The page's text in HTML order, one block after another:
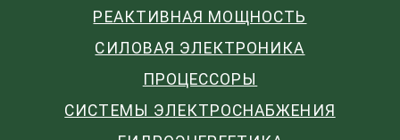
РЕАКТИВНАЯ МОЩНОСТЬ
СИЛОВАЯ ЭЛЕКТРОНИКА
ПРОЦЕССОРЫ
СИСТЕМЫ ЭЛЕКТРОСНАБЖЕНИЯ